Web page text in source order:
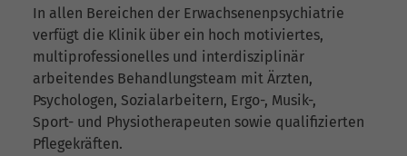
In allen Bereichen der Erwachsenenpsychiatrie
verfügt die Klinik über ein hoch motiviertes,
multiprofessionelles und interdisziplinär
arbeitendes Behandlungsteam mit Ärzten,
Psychologen, Sozialarbeitern, Ergo-, Musik-,
Sport- und Physiotherapeuten sowie qualifizierten
Pflegekräften.